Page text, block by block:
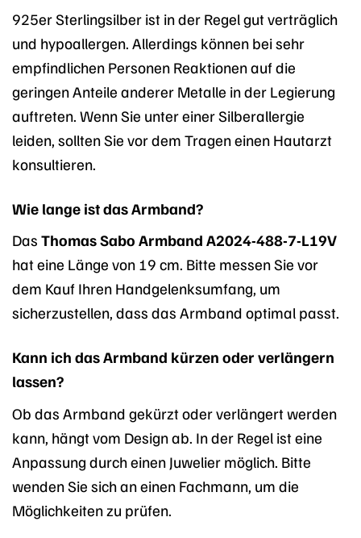
925er Sterlingsilber ist in der Regel gut verträglich
und hypoallergen. Allerdings können bei sehr
empfindlichen Personen Reaktionen auf die
geringen Anteile anderer Metalle in der Legierung
auftreten. Wenn Sie unter einer Silberallergie
leiden, sollten Sie vor dem Tragen einen Hautarzt
konsultieren.
Wie lange ist das Armband?
Das Thomas Sabo Armband A2024-488-7-L19V
hat eine Länge von 19 cm. Bitte messen Sie vor
dem Kauf Ihren Handgelenksumfang, um
sicherzustellen, dass das Armband optimal passt.
Kann ich das Armband kürzen oder verlängern
lassen?
Ob das Armband gekürzt oder verlängert werden
kann, hängt vom Design ab. In der Regel ist eine
Anpassung durch einen Juwelier möglich. Bitte
wenden Sie sich an einen Fachmann, um die
Möglichkeiten zu prüfen.